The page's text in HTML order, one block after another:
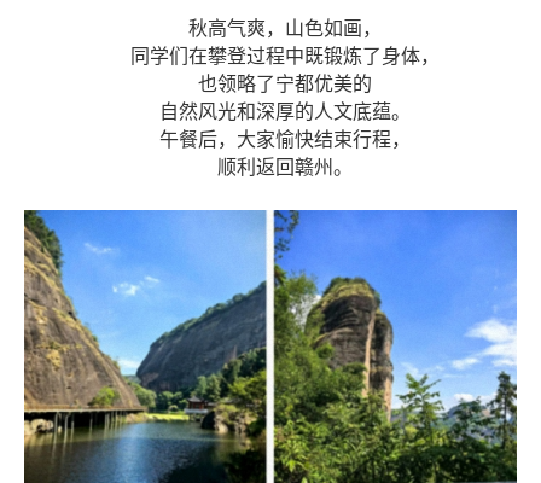
秋高气爽，山色如画，
同学们在攀登过程中既锻炼了身体，
也领略了宁都优美的
自然风光和深厚的人文底蕴。
午餐后，大家愉快结束行程，
顺利返回赣州。